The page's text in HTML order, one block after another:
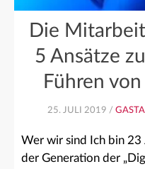
Die
5 Ansätze
Führen
25. JULI 2019 /
Wer wir sind Ich bin 23
der Generation der